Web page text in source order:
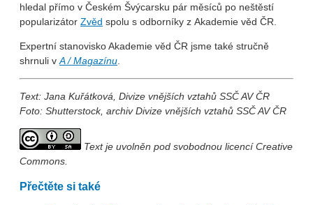
hledal přímo v Českém Švýcarsku pár měsíců po neštěstí
popularizátor Zvěd spolu s odborníky z Akademie věd ČR.
Expertní stanovisko Akademie věd ČR jsme také stručně
shrnuli v A / Magazínu
Text: Jana Kuřátková , Divize vnějších vztahů SSČ AV ČR
Foto: Shutterstock, archiv Divize vnějších vztahů SSČ AV ČR
Text je uvolněn pod svobodnou licencí Creative
Commons.
Přečtěte si také